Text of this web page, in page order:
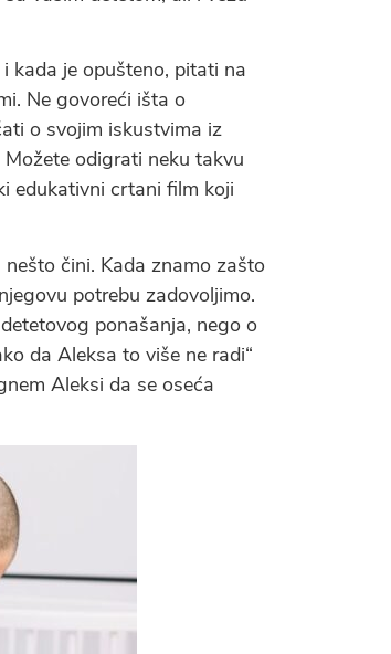
kada je opušteno, pitati na
Ne govoreći išta o
o svojim iskustvima iz
odigrati neku takvu
edukativni crtani film koji
čini. Kada znamo zašto
potrebu zadovoljimo.
ponašanja, nego o
da Aleksa to više ne radi“
Aleksi da se oseća